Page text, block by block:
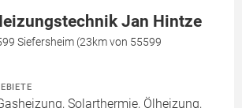
Jan Hintze
Siefersheim (23km von 55599
Solarthermie, Ölheizung,